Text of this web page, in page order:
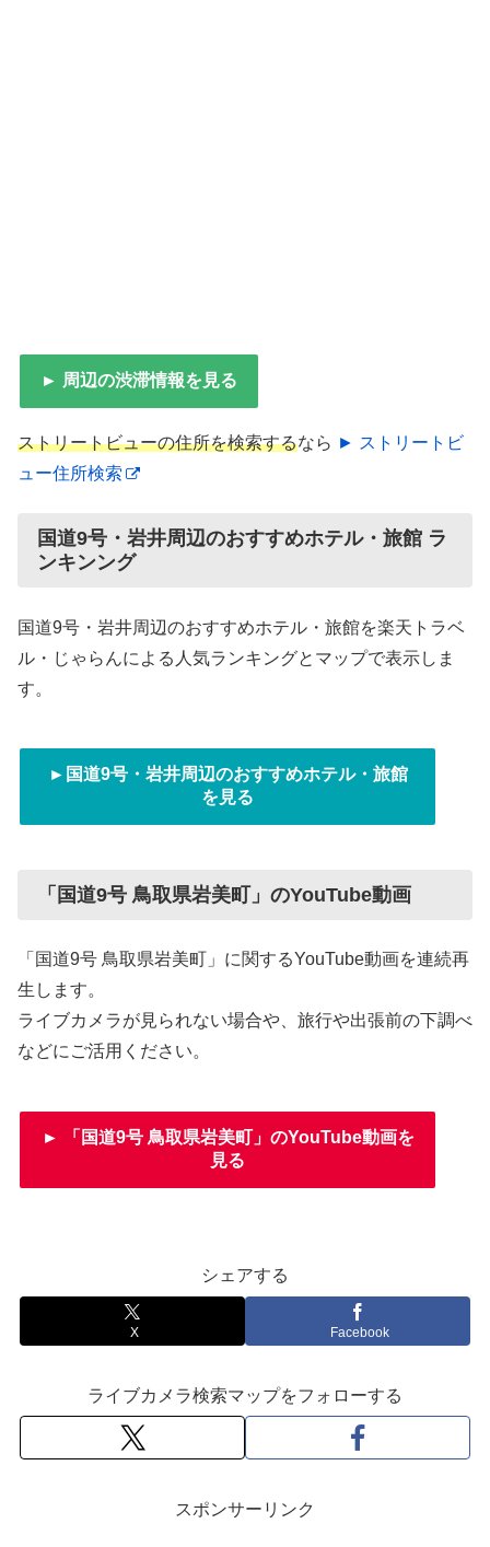
► 周辺の渋滞情報を見る
ストリートビューの住所を検索するなら ► ストリートビ
ュー住所検索
国道9号・岩井周辺のおすすめホテル・旅館 ラ
ンキンング
国道9号・岩井周辺のおすすめホテル・旅館を楽天トラベ
ル・じゃらんによる人気ランキングとマップで表示しま
す。
►国道9号・岩井周辺のおすすめホテル・旅館
を見る
「国道9号 鳥取県岩美町」のYouTube動画
「国道9号 鳥取県岩美町」に関するYouTube動画を連続再
生します。
ライブカメラが見られない場合や、旅行や出張前の下調べ
などにご活用ください。
► 「国道9号 鳥取県岩美町」のYouTube動画を
見る
シェアする
X Facebook
ライブカメラ検索マップをフォローする
スポンサーリンク